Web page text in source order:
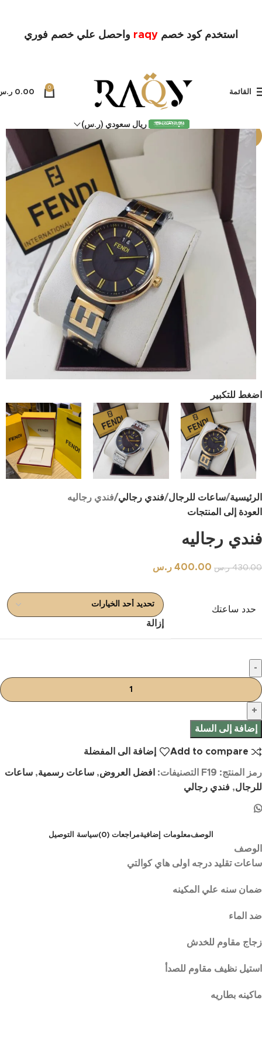
استخدم كود خصم raqy واحصل علي خصم فوري
القائمة
0
0.00
ريال سعودي (ر.س)
-7%
اضغط للتكبير
الرئيسية ساعات للرجال فندي رجالي فندي رجاليه
العودة إلى المنتجات
فندي رجاليه
430.00 ر.س 400.00 ر.س
حدد ساعتك
إزالة
إضافة إلى السلة
Add to compare إضافة الى المفضلة
رمز المنتج: F19 التصنيفات: افضل العروض, ساعات رسمية, ساعات
للرجال, فندي رجالي
الوصفمعلومات إضافيةمراجعات (0) سياسة التوصيل
الوصف
ساعات تقليد درجه اولى هاي كوالتي
ضمان سنه علي المكينه
ضد الماء
زجاج مقاوم للخدش
استيل نظيف مقاوم للصدأ
ماكينه بطاريه